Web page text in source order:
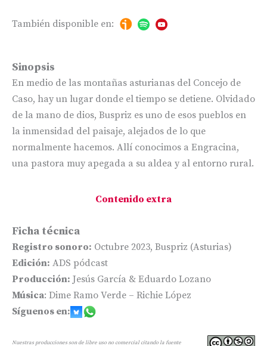
También disponible en:
Sinopsis
En medio de las montañas asturianas del Concejo de
Caso, hay un lugar donde el tiempo se detiene. Olvidado
de la mano de dios, Buspriz es uno de esos pueblos en
la inmensidad del paisaje, alejados de lo que
normalmente hacemos. Allí conocimos a Engracina,
una pastora muy apegada a su aldea y al entorno rural.
Contenido extra
Ficha técnica
Registro sonoro: Octubre 2023, Buspriz (Asturias)
Edición: ADS pódcast
Producción: Jesús García & Eduardo Lozano
Música: Dime Ramo Verde – Richie López
Síguenos en:
Nuestras producciones son de libre uso no comercial citando la fuente